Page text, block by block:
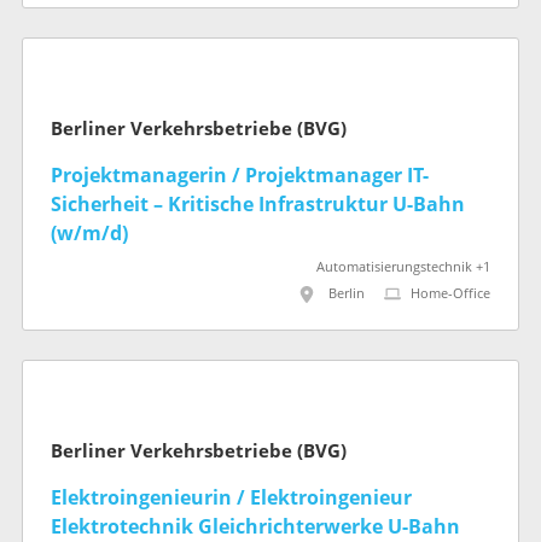
Berliner Verkehrsbetriebe (BVG)
Projektmanagerin / Projektmanager IT-
Sicherheit – Kritische Infrastruktur U-Bahn
(w/m/d)
Automatisierungstechnik +1
Berlin
Home-Office
Berliner Verkehrsbetriebe (BVG)
Elektroingenieurin / Elektroingenieur
Elektrotechnik Gleichrichterwerke U-Bahn